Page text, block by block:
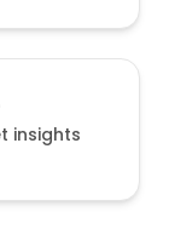
insights